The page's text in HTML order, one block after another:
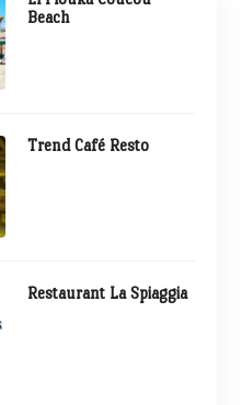
Beach
Trend Café Resto
Restaurant La Spiaggia